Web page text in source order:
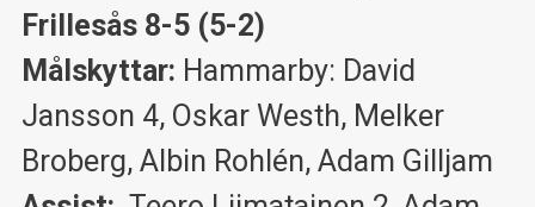
Frillesås 8-5 (5-2)
Målskyttar: Hammarby: David
Jansson 4, Oskar Westh, Melker
Broberg, Albin Rohlén, Adam Gilljam